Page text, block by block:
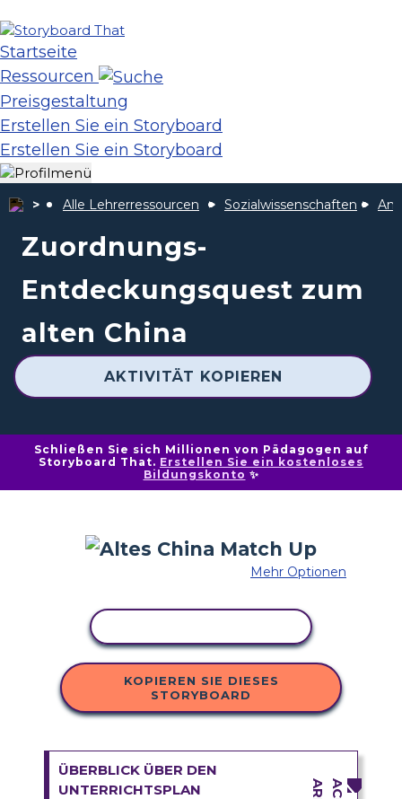
Startseite
Ressourcen
Preisgestaltung
Erstellen Sie ein Storyboard
Erstellen Sie ein Storyboard
Alle Lehrerressourcen Sozialwissenschaften
Zuordnungs-
Entdeckungsquest zum
alten China
AKTIVITÄT KOPIEREN
Schließen Sie sich Millionen von Pädagogen auf
Storyboard That. Erstellen Sie ein kostenloses
Bildungskonto ✨
Mehr Optionen
KOPIEREN SIE DIESES
STORYBOARD
ÜBERBLICK ÜBER DEN
UNTERRICHTSPLAN